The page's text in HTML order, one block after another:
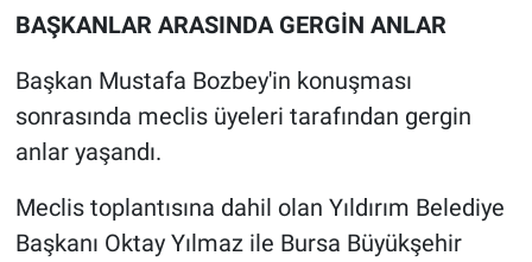
BAŞKANLAR ARASINDA GERGİN ANLAR
Başkan Mustafa Bozbey'in konuşması
sonrasında meclis üyeleri tarafından gergin
anlar yaşandı.
Meclis toplantısına dahil olan Yıldırım Belediye
Başkanı Oktay Yılmaz ile Bursa Büyükşehir